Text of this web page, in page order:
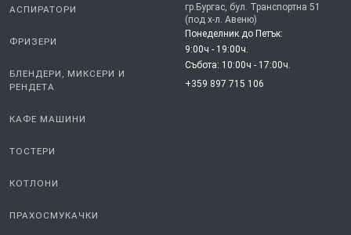
АСПИРАТОРИ
ФРИЗЕРИ
БЛЕНДЕРИ, МИКСЕРИ И
РЕНДЕТА
КАФЕ МАШИНИ
ТОСТЕРИ
КОТЛОНИ
ПРАХОСМУКАЧКИ
гр.Бургас, бул. Транспортна 51
(под х-л. Авеню)
Понеделник до Петък:
9:00ч - 19:00ч.
Събота: 10:00ч - 17:00ч.
+359 897 715 106